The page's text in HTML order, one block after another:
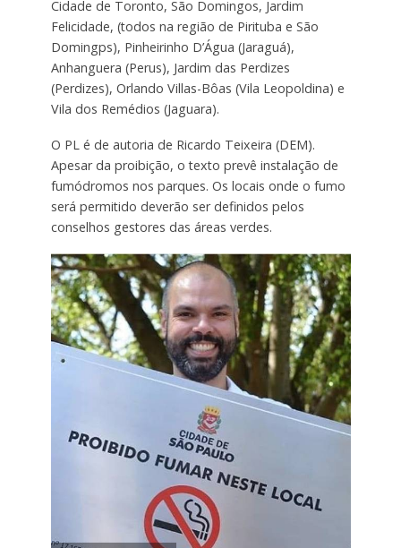
Cidade de Toronto, São Domingos, Jardim
Felicidade, (todos na região de Pirituba e São
Domingps), Pinheirinho D’Água (Jaraguá),
Anhanguera (Perus), Jardim das Perdizes
(Perdizes), Orlando Villas-Bôas (Vila Leopoldina) e
Vila dos Remédios (Jaguara).
O PL é de autoria de Ricardo Teixeira (DEM).
Apesar da proibição, o texto prevê instalação de
fumódromos nos parques. Os locais onde o fumo
será permitido deverão ser definidos pelos
conselhos gestores das áreas verdes.